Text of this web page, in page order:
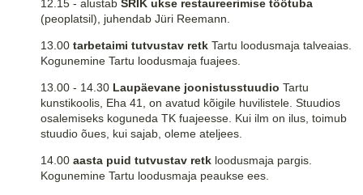
12.15 - alustab SRIK ukse restaureerimise töötuba
(peoplatsil), juhendab Jüri Reemann.
13.00 tarbetaimi tutvustav retk Tartu loodusmaja talveaias.
Kogunemine Tartu loodusmaja fuajees.
13.00 - 14.30 Laupäevane joonistusstuudio Tartu
kunstikoolis, Eha 41, on avatud kõigile huvilistele. Stuudios
osalemiseks koguneda TK fuajeesse. Kui ilm on ilus, toimub
stuudio õues, kui sajab, oleme ateljees.
14.00 aasta puid tutvustav retk loodusmaja pargis.
Kogunemine Tartu loodusmaja peaukse ees.